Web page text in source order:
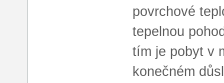
povrchové
tepelnou
tím je pobyt v
konečném